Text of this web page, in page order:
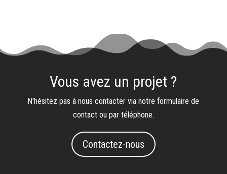
Vous avez un projet ?
N'hésitez pas à nous contacter via notre formulaire de
contact ou par téléphone.
Contactez-nous